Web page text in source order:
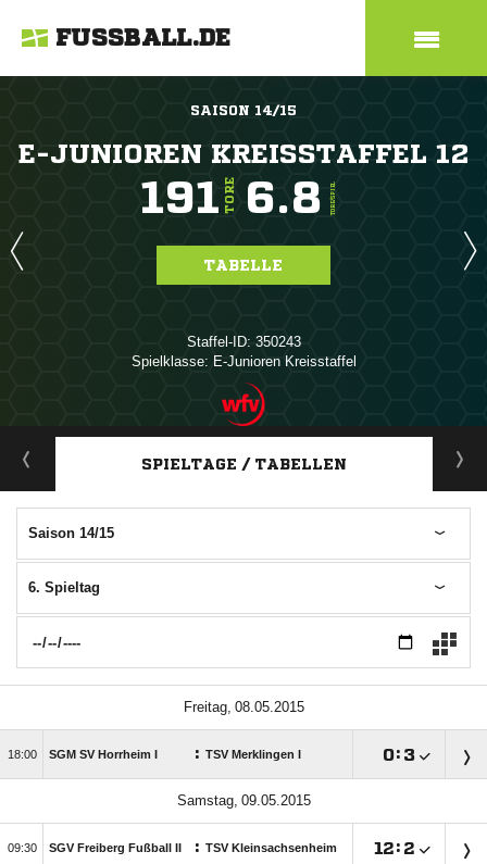
FUSSBALL.DE
SAISON 14/15
E-JUNIOREN KREISSTAFFEL 12
191TORE 6.8 TORE/SPIEL
TABELLE
Staffel-ID: 350243
Spielklasse: E-Junioren Kreisstaffel
ANZEIGE
SPIELTAGE / TABELLEN
Saison 14/15
6. Spieltag
 
 SGM SV Horrheim I : TSV Merklingen I : 
 
 SGV Freiberg Fußball II : TSV Kleinsachsenheim : 